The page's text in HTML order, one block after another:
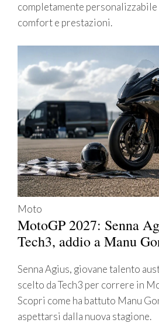
completamente
comfort e prestazioni.
Moto
MotoGP 2027: Senna
Tech3, addio a Manu
Senna Agius, giovane talento
scelto da Tech3 per correre in
Scopri come ha battuto Manu
aspettarsi dalla nuova stagione.